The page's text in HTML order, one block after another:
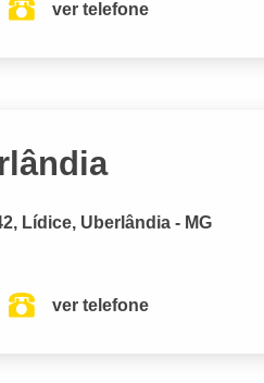
ver telefone
Lídice, Uberlândia - MG
ver telefone